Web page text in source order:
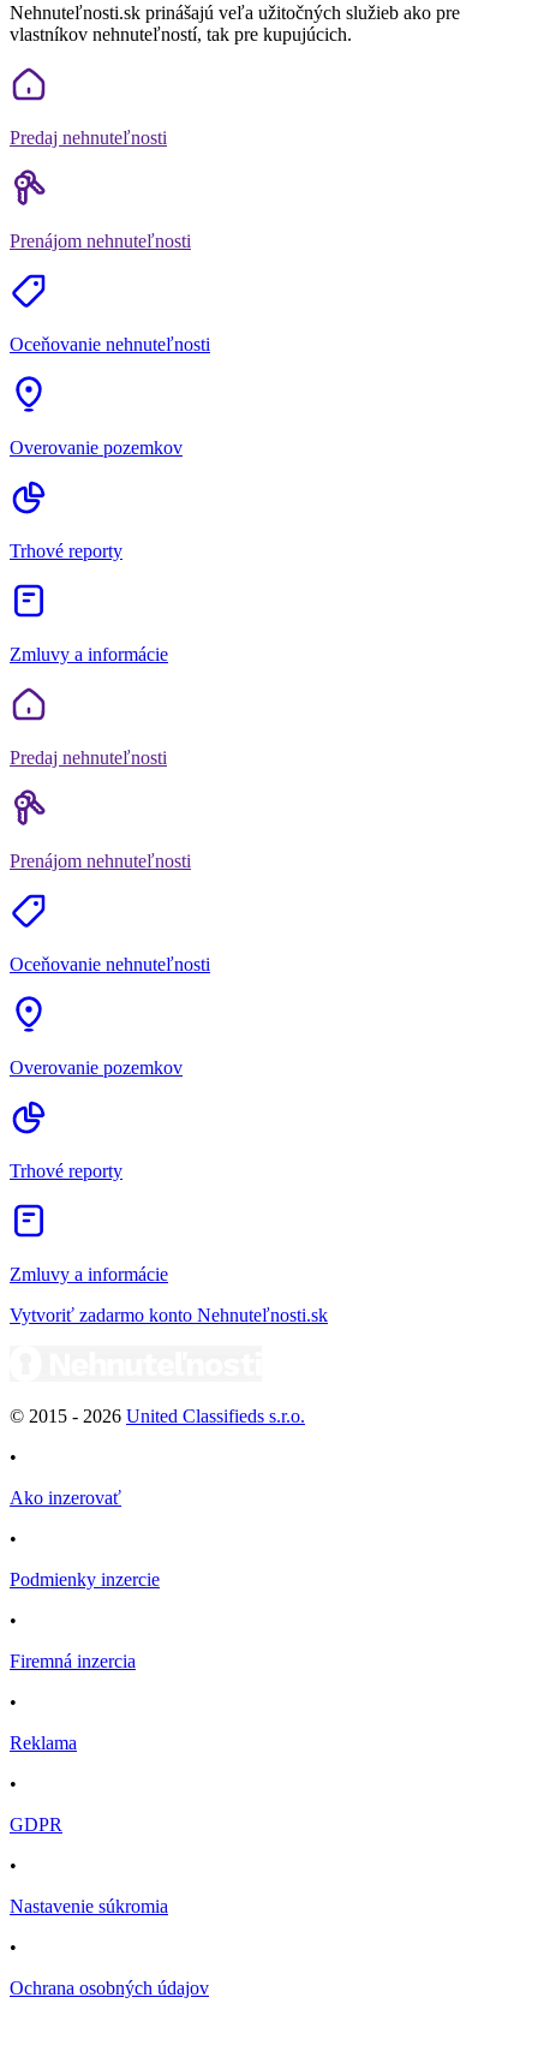
Nehnuteľnosti.sk prinášajú veľa užitočných služieb ako pre
vlastníkov nehnuteľností, tak pre kupujúcich.
Predaj nehnuteľnosti
Prenájom nehnuteľnosti
Oceňovanie nehnuteľnosti
Overovanie pozemkov
Trhové reporty
Zmluvy a informácie
Predaj nehnuteľnosti
Prenájom nehnuteľnosti
Oceňovanie nehnuteľnosti
Overovanie pozemkov
Trhové reporty
Zmluvy a informácie
Vytvoriť zadarmo konto Nehnuteľnosti.sk
© 2015 - 2026 United Classifieds s.r.o.
•
Ako inzerovať
•
Podmienky inzercie
•
Firemná inzercia
•
Reklama
•
GDPR
•
Nastavenie súkromia
•
Ochrana osobných údajov